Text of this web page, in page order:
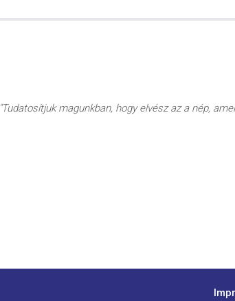
"Tudatosítjuk magunkban, hogy elvész az a nép,